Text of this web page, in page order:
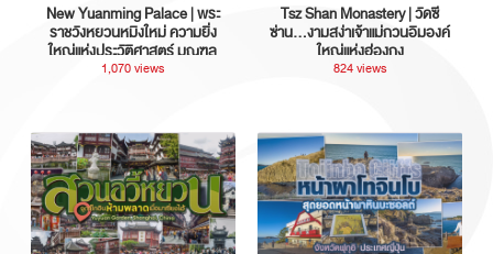
New Yuanming Palace | พระ
ราชวังหยวนหมิงใหม่ ความยิ่ง
ใหญ่แห่งประวัติศาสตร์ มณฑล
กวางตุ้ง ประเทศจีน
1,070 views
Tsz Shan Monastery | วัดซี
ซ่าน…งามสง่าเจ้าแม่กวนอิมองค์
ใหญ่แห่งฮ่องกง
824 views